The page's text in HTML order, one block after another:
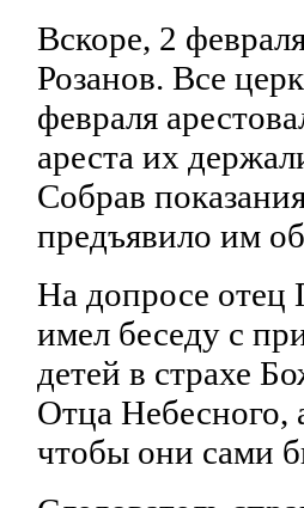
Вскоре, 2
Розанов. Все
февраля
ареста их
Собрав
предъявило им
На допросе отец
имел беседу с
детей в страхе
Отца Небесного,
чтобы они сами